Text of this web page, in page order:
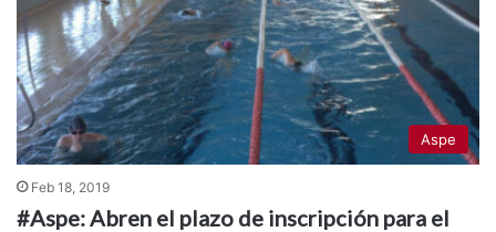
Aspe
Feb 18, 2019
#Aspe: Abren el plazo de inscripción para el